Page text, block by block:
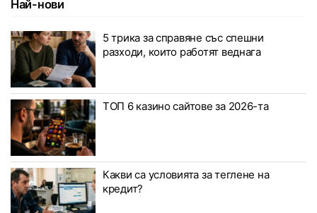
Най-нови
5 трика за справяне със спешни
разходи, които работят веднага
ТОП 6 казино сайтове за 2026-та
Какви са условията за теглене на
кредит?